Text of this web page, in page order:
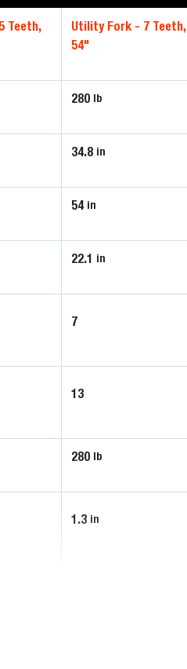
Teeth,
Utility Fork - 7 Teeth,
54"
280 lb
34.8 in
54 in
22.1 in
7
13
280 lb
1.3 in